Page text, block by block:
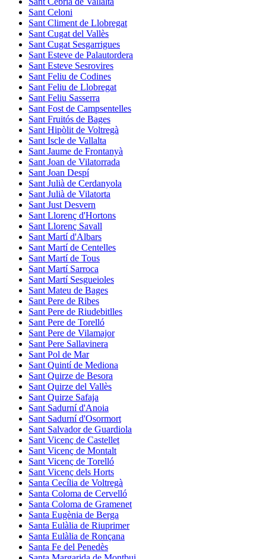
Sant Celoni
Sant Climent de Llobregat
Sant Cugat del Vallès
Sant Cugat Sesgarrigues
Sant Esteve de Palautordera
Sant Esteve Sesrovires
Sant Feliu de Codines
Sant Feliu de Llobregat
Sant Feliu Sasserra
Sant Fost de Campsentelles
Sant Fruitós de Bages
Sant Hipòlit de Voltregà
Sant Iscle de Vallalta
Sant Jaume de Frontanyà
Sant Joan de Vilatorrada
Sant Joan Despí
Sant Julià de Cerdanyola
Sant Julià de Vilatorta
Sant Just Desvern
Sant Llorenç d'Hortons
Sant Llorenç Savall
Sant Martí d'Albars
Sant Martí de Centelles
Sant Martí de Tous
Sant Martí Sarroca
Sant Martí Sesgueioles
Sant Mateu de Bages
Sant Pere de Ribes
Sant Pere de Riudebitlles
Sant Pere de Torelló
Sant Pere de Vilamajor
Sant Pere Sallavinera
Sant Pol de Mar
Sant Quintí de Mediona
Sant Quirze de Besora
Sant Quirze del Vallès
Sant Quirze Safaja
Sant Sadurní d'Anoia
Sant Sadurní d'Osormort
Sant Salvador de Guardiola
Sant Vicenç de Castellet
Sant Vicenç de Montalt
Sant Vicenç de Torelló
Sant Vicenç dels Horts
Santa Cecília de Voltregà
Santa Coloma de Cervelló
Santa Coloma de Gramenet
Santa Eugènia de Berga
Santa Eulàlia de Riuprimer
Santa Eulàlia de Ronçana
Santa Fe del Penedès